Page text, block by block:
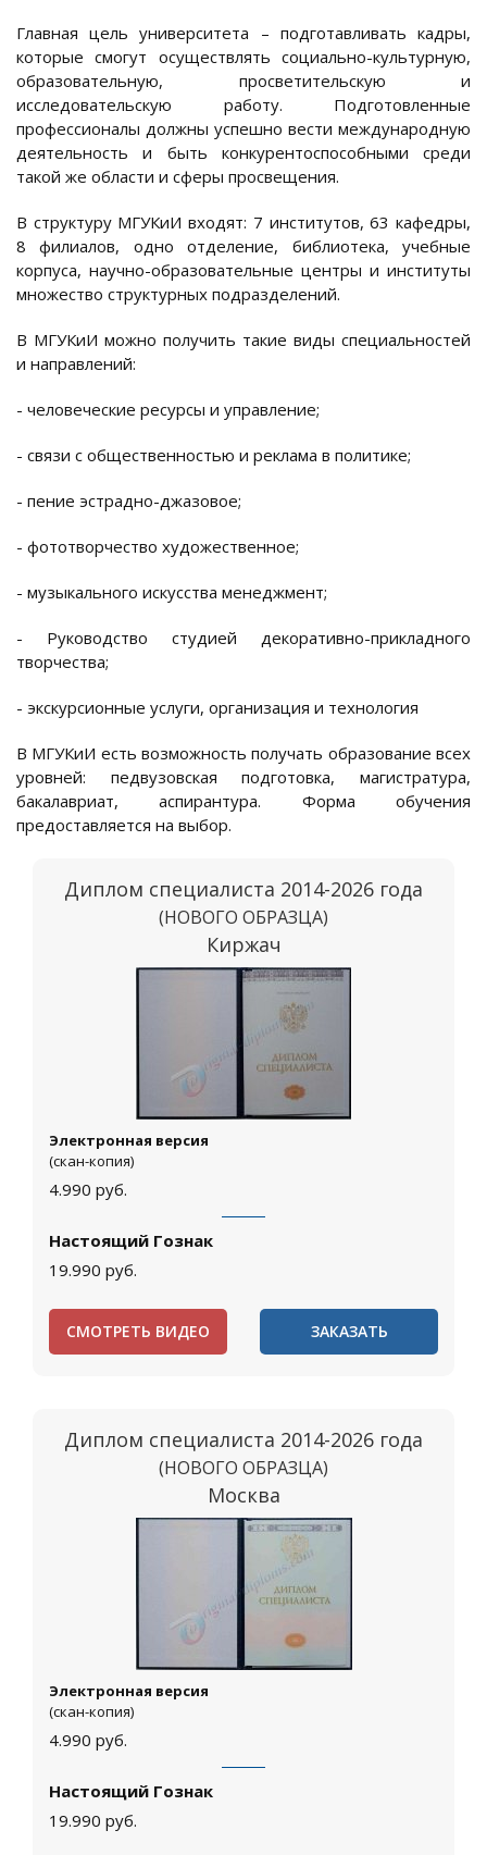
Главная цель университета – подготавливать кадры,
которые смогут осуществлять социально-культурную,
образовательную, просветительскую и
исследовательскую работу. Подготовленные
профессионалы должны успешно вести международную
деятельность и быть конкурентоспособными среди
такой же области и сферы просвещения.
В структуру МГУКиИ входят: 7 институтов, 63 кафедры,
8 филиалов, одно отделение, библиотека, учебные
корпуса, научно-образовательные центры и институты
множество структурных подразделений.
В МГУКиИ можно получить такие виды специальностей
и направлений:
- человеческие ресурсы и управление;
- связи с общественностью и реклама в политике;
- пение эстрадно-джазовое;
- фототворчество художественное;
- музыкального искусства менеджмент;
- Руководство студией декоративно-прикладного
творчества;
- экскурсионные услуги, организация и технология
В МГУКиИ есть возможность получать образование всех
уровней: педвузовская подготовка, магистратура,
бакалавриат, аспирантура. Форма обучения
предоставляется на выбор.
Диплом специалиста 2014-2026 года
(НОВОГО ОБРАЗЦА)
Киржач
Электронная версия
(скан-копия)
4.990 руб.
Настоящий Гознак
19.990 руб.
СМОТРЕТЬ ВИДЕО ЗАКАЗАТЬ
Диплом специалиста 2014-2026 года
(НОВОГО ОБРАЗЦА)
Москва
Электронная версия
(скан-копия)
4.990 руб.
Настоящий Гознак
19.990 руб.